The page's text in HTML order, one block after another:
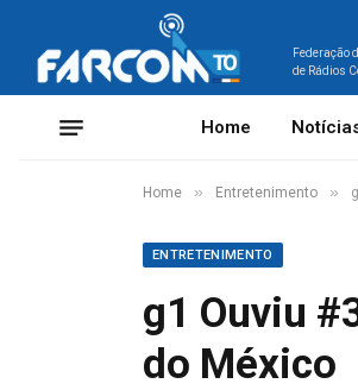
Federação
de Rádios
Home
Home » Entretenimento »
ENTRETENIMENTO
g1 Ouviu
do México